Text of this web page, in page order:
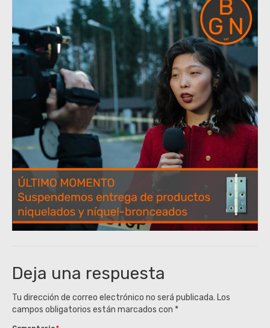
Deja una respuesta
Tu dirección de correo electrónico no será publicada. Los
campos obligatorios están marcados con *